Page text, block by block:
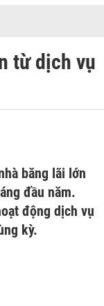
từ dịch vụ
băng lãi lớn
đầu năm.
động dịch vụ
kỳ.